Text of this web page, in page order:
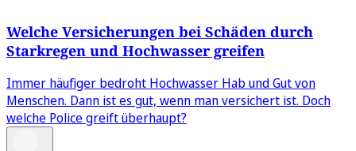
Welche Versicherungen bei Schäden durch
Starkregen und Hochwasser greifen
Immer häufiger bedroht Hochwasser Hab und Gut von
Menschen. Dann ist es gut, wenn man versichert ist. Doch
welche Police greift überhaupt?